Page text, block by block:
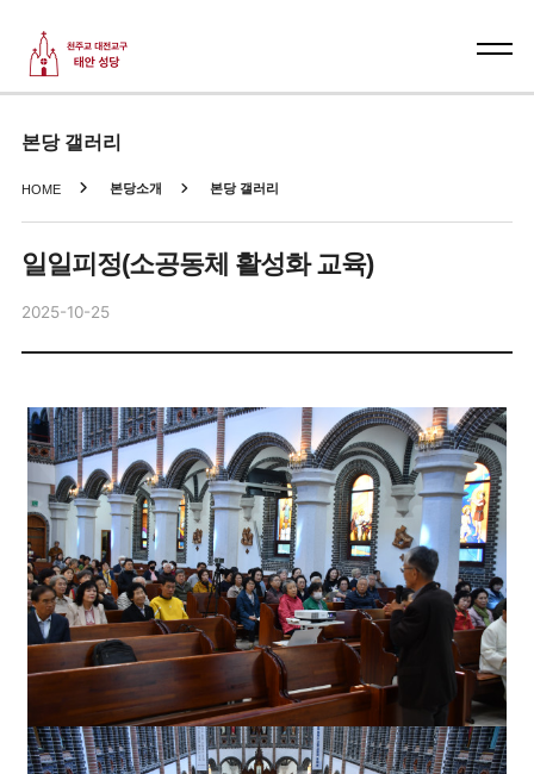
본당 갤러리
HOME 본당소개 본당 갤러리
일일피정(소공동체 활성화 교육)
2025-10-25